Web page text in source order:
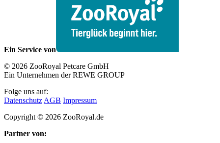
Ein Service von
© 2026 ZooRoyal Petcare GmbH
Ein Unternehmen der REWE GROUP
Folge uns auf:
Datenschutz AGB Impressum
Copyright © 2026 ZooRoyal.de
Partner von: